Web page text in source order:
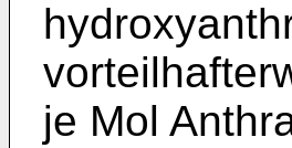
je Mol